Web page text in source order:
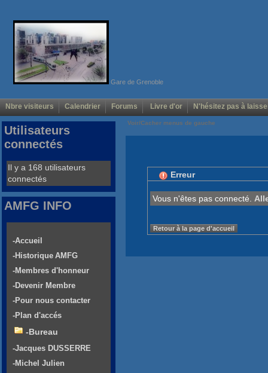
Gare de Grenoble
Nbre visiteurs Calendrier Forums Livre d'or N'hésitez pas à
Voir/Cacher menus de gauche
Erreur
Vous n'êtes pas connecté.
Retour à la page d'accueil
Utilisateurs
connectés
Il y a 168 utilisateurs
connectés
AMFG INFO
-Accueil
-Historique AMFG
-Membres d'honneur
-Devenir Membre
-Pour nous contacter
-Plan d'accés
-Bureau
-Jacques DUSSERRE
-Michel Julien